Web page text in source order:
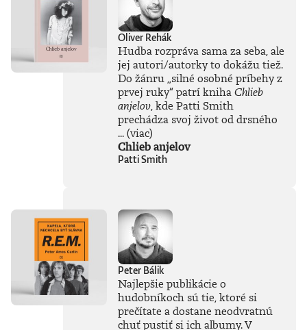
imagináciu, Garáže,
gitaru, klavír,
mamu, otca aj
brata.Štyri
medzihry vo forme
posluchových
jukeboxov testujú
Denisov hudobný
rozhľad. Body
pozbiera takmer za
všetko.Za rozhovor
s Denisom Bangom
o Beatles, ktorý je
Oliver Rehák
Hudba rozpráva sama za seba, ale
jej autori/autorky to dokážu tiež.
Do žánru „silné osobné príbehy z
prvej ruky“patrí knihaChlieb
anjelov, kde Patti Smith
prechádza svoj život od drsného
...(viac)
Chlieb anjelov
Patti Smith
Peter Bálik
Najlepšie publikácie o
hudobníkoch sú tie, ktoré si
prečítate a dostane neodvratnú
chuť pustiť si ich albumy. V